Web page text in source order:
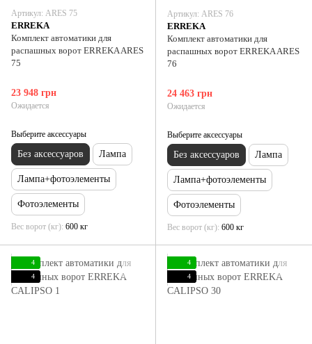
Артикул: ARES 75
ERREKA
Комплект автоматики для
распашных ворот ERREKA ARES
75
23 948 грн
Ожидается
Выберите аксессуары
Без аксессуаров Лампа
Лампа+фотоэлементы
Фотоэлементы
Вес ворот (кг) 600 кг
Артикул: ARES 76
ERREKA
Комплект автоматики для
распашных ворот ERREKA ARES
76
24 463 грн
Ожидается
Выберите аксессуары
Без аксессуаров Лампа
Лампа+фотоэлементы
Фотоэлементы
Вес ворот (кг) 600 кг
4
4
4
4